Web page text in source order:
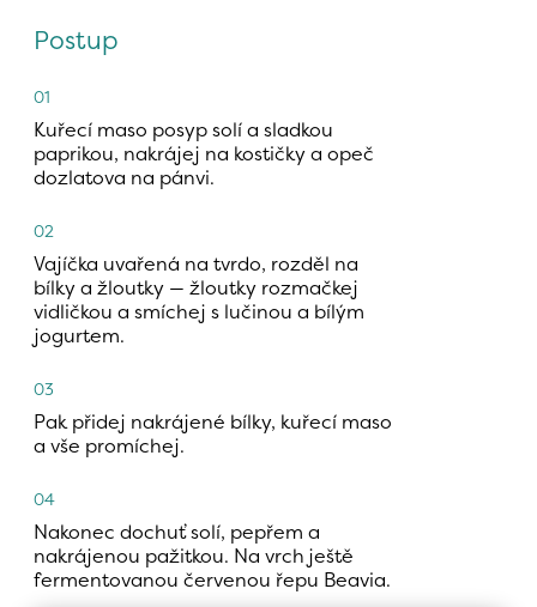
Postup
01
Kuřecí maso posyp solí a sladkou
paprikou, nakrájej na kostičky a opeč
dozlatova na pánvi.
02
Vajíčka uvařená na tvrdo, rozděl na
bílky a žloutky — žloutky rozmačkej
vidličkou a smíchej s lučinou a bílým
jogurtem.
03
Pak přidej nakrájené bílky, kuřecí maso
a vše promíchej.
04
Nakonec dochuť solí, pepřem a
nakrájenou pažitkou. Na vrch ještě
fermentovanou červenou řepu Beavia.